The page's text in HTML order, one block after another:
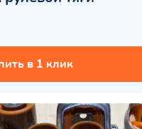
в 1 клик